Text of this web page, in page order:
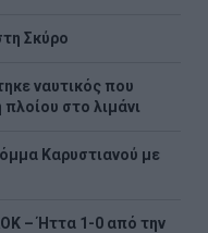
Σκύρο
ναυτικός που
στο λιμάνι
Καρυστιανού με
– Ήττα 1-0 από την